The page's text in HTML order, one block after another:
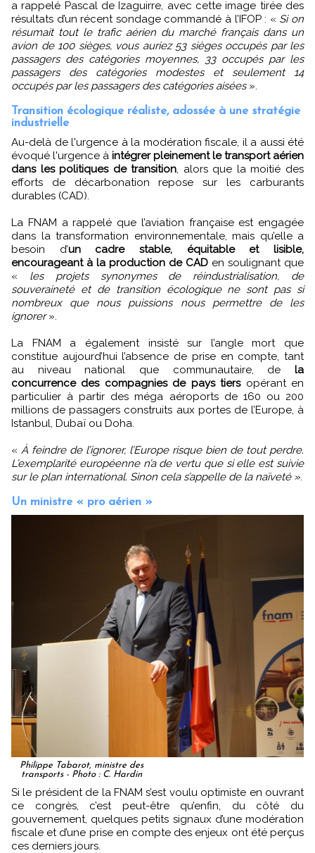
a rappelé Pascal de Izaguirre, avec cette image tirée des
résultats d’un récent sondage commandé à l’IFOP : « Si on
résumait tout le trafic aérien du marché français dans un
avion de 100 sièges, vous auriez 53 sièges occupés par les
passagers des catégories moyennes, 33 occupés par les
passagers des catégories modestes et seulement 14
occupés par les passagers des catégories aisées».
Transition écologique réaliste, adossée à une stratégie
industrielle
Au-delà de l'urgence à la modération fiscale, il a aussi été
évoqué l'urgence à intégrer pleinement le transport aérien
dans les politiques de transition, alors que la moitié des
efforts de décarbonation repose sur les carburants
durables (CAD).
La FNAM a rappelé que l’aviation française est engagée
dans la transformation environnementale, mais qu’elle a
besoin d’un cadre stable, équitable et lisible,
encourageant à la production de CAD en soulignant que
« les projets synonymes de réindustrialisation, de
souveraineté et de transition écologique ne sont pas si
nombreux que nous puissions nous permettre de les
ignorer».
La FNAM a également insisté sur l’angle mort que
constitue aujourd’hui l’absence de prise en compte, tant
au niveau national que communautaire, de la
concurrence des compagnies de pays tiersopérant en
particulier à partir des méga aéroports de 160 ou 200
millions de passagers construits aux portes de l’Europe, à
Istanbul, Dubaï ou Doha.
« À feindre de l’ignorer, l’Europe risque bien de tout perdre.
L’exemplarité européenne n’a de vertu que si elle est suivie
sur le plan international. Sinon cela s’appelle de la naïveté ».
Un ministre « pro aérien »
Philippe Tabarot, ministre des
transports - Photo : C. Hardin
Si le président de la FNAM s’est voulu optimiste en ouvrant
ce congrès, c’est peut-être qu’enfin, du côté du
gouvernement, quelques petits signaux d’une modération
fiscale et d’une prise en compte des enjeux ont été perçus
ces derniers jours.